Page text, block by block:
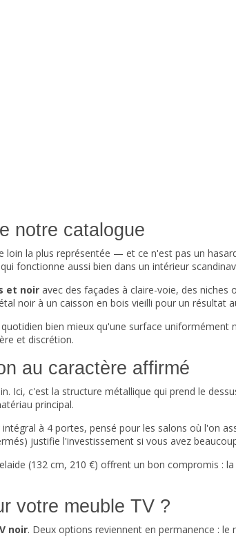
notre catalogue
loin la plus représentée — et ce n'est pas un
fonctionne aussi bien dans un intérieur
et noir avec des façades à claire-voie, des niches
noir à un caisson en bois vieilli pour un résultat
bien mieux qu'une surface uniformément
et discrétion.
au caractère affirmé
Ici, c'est la structure métallique qui prend le
principal.
intégral à 4 portes, pensé pour les salons où l'on
justifie l'investissement si vous avez
(132 cm, 210 €) offrent un bon compromis :
votre meuble TV ?
noir. Deux options reviennent en permanence :